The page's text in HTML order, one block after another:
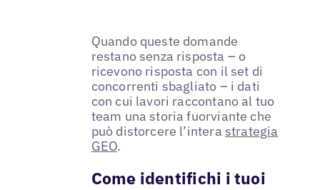
Quando queste domande
restano senza risposta – o
ricevono risposta con il set di
concorrenti sbagliato – i dati
con cui lavori raccontano al tuo
team una storia fuorviante che
può distorcere l’intera strategia
GEO.
Come identifichi i tuoi